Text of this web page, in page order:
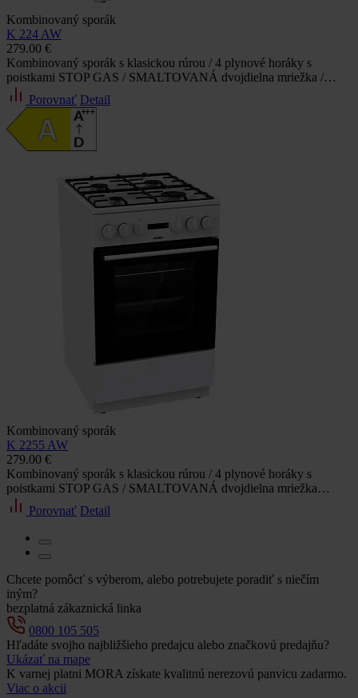
Kombinovaný sporák
K 224 AW
279.00 €
Kombinovaný sporák s klasickou rúrou / 4 plynové horáky s
poistkami STOP GAS / SMALTOVANÁ dvojdielna mriežka /…
Porovnať Detail
Kombinovaný sporák
K 2255 AW
279.00 €
Kombinovaný sporák s klasickou rúrou / 4 plynové horáky s
poistkami STOP GAS / SMALTOVANÁ dvojdielna mriežka…
Porovnať Detail
Chcete pomôcť s výberom, alebo potrebujete poradiť s niečím
iným?
bezplatná zákaznická linka
0800 105 505
Hľadáte svojho najbližšieho predajcu alebo značkovú predajňu?
Ukázať na mape
K varnej platni MORA získate kvalitnú nerezovú panvicu zadarmo.
Viac o akcii